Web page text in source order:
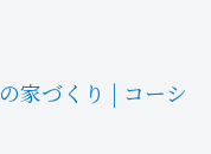
家づくり | コーシ